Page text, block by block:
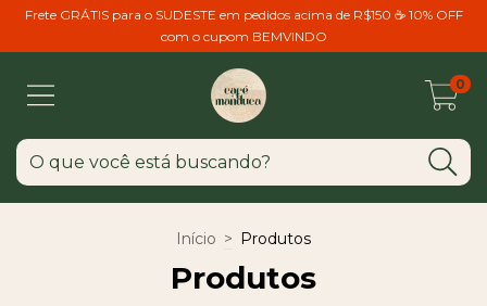
Frete GRÁTIS para o SUDESTE em pedidos acima de R$150 ☕ 10% OFF
com o cupom BEMVINDO
0
Início > Produtos
Produtos